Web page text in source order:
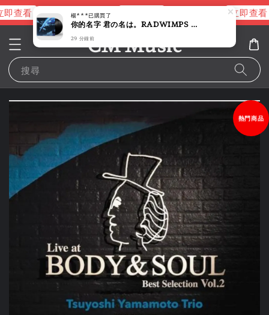
查看 進擊的巨人片頭曲 立即查看
CM Music
搜尋
熱門商品
楊***已購買了
你的名字 君の名は。RADWIMPS 原聲帶 【新海誠｜2027/4月 再版】（黑膠唱片 2LP）
29 分鐘前